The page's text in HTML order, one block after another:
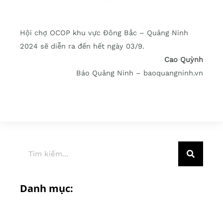
Hội chợ OCOP khu vực Đông Bắc – Quảng Ninh
2024 sẽ diễn ra đến hết ngày 03/9.
Cao Quỳnh
Báo Quảng Ninh – baoquangninh.vn
Danh mục: